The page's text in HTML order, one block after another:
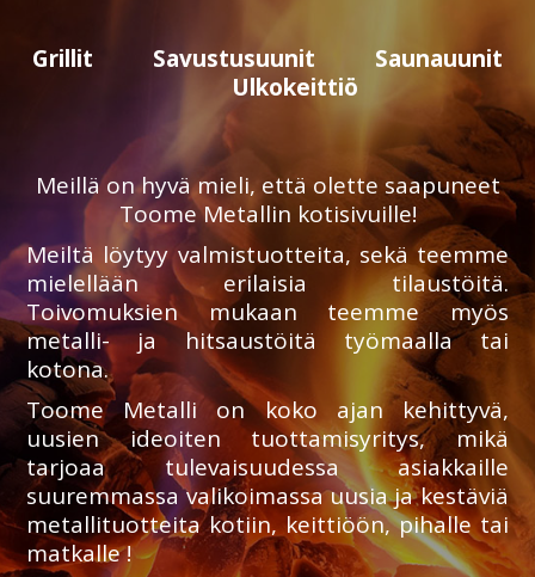
Grillit Savustusuunit
Saunauunit
Ulkokeittiö
Meillä on hyvä mieli, että olette saapuneet
Toome Metallin kotisivuille!
Meiltä löytyy valmistuotteita, sekä teemme
mielellään erilaisia tilaustöitä.
Toivomuksien mukaan teemme myös
metalli- ja hitsaustöitä työmaalla tai
kotona.
Toome Metalli on koko ajan kehittyvä,
uusien ideoiten tuottamisyritys, mikä
tarjoaa tulevaisuudessa asiakkaille
suuremmassa valikoimassa uusia ja kestäviä
metallituotteita kotiin, keittiöön, pihalle tai
matkalle !